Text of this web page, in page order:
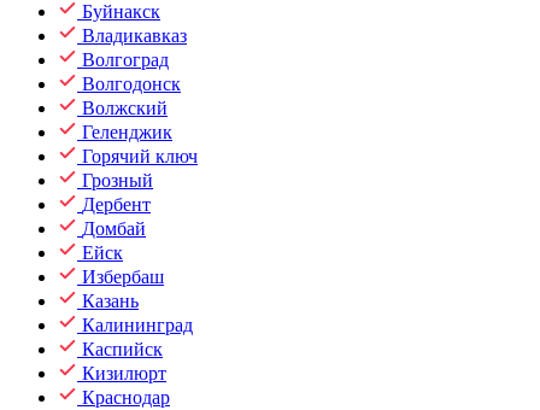
Буйнакск
Владикавказ
Волгоград
Волгодонск
Волжский
Геленджик
Горячий ключ
Грозный
Дербент
Домбай
Ейск
Избербаш
Казань
Калининград
Каспийск
Кизилюрт
Краснодар